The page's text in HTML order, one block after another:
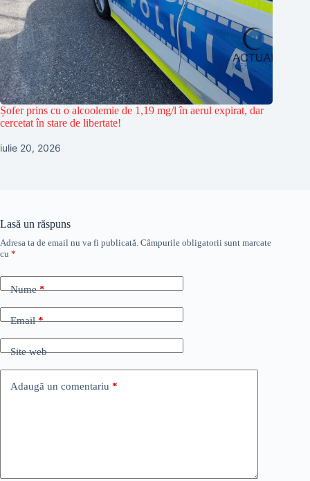
Șofer prins cu o alcoolemie de 1,19 mg/l în aerul expirat, dar
cercetat în stare de libertate!
iulie 20, 2026
Lasă un răspuns
Adresa ta de email nu va fi publicată. Câmpurile obligatorii sunt marcate
cu *
Nume*
Email*
Site web
Adaugă un comentariu *